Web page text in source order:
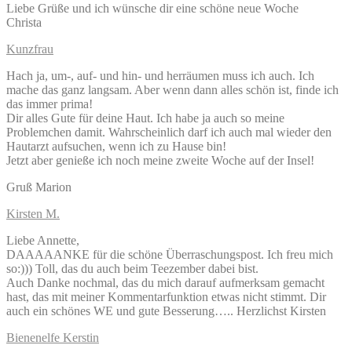
Liebe Grüße und ich wünsche dir eine schöne neue Woche
Christa
Kunzfrau
Hach ja, um-, auf- und hin- und herräumen muss ich auch. Ich
mache das ganz langsam. Aber wenn dann alles schön ist, finde ich
das immer prima!
Dir alles Gute für deine Haut. Ich habe ja auch so meine
Problemchen damit. Wahrscheinlich darf ich auch mal wieder den
Hautarzt aufsuchen, wenn ich zu Hause bin!
Jetzt aber genieße ich noch meine zweite Woche auf der Insel!
Gruß Marion
Kirsten M.
Liebe Annette,
DAAAAANKE für die schöne Überraschungspost. Ich freu mich
so:))) Toll, das du auch beim Teezember dabei bist.
Auch Danke nochmal, das du mich darauf aufmerksam gemacht
hast, das mit meiner Kommentarfunktion etwas nicht stimmt. Dir
auch ein schönes WE und gute Besserung….. Herzlichst Kirsten
Bienenelfe Kerstin